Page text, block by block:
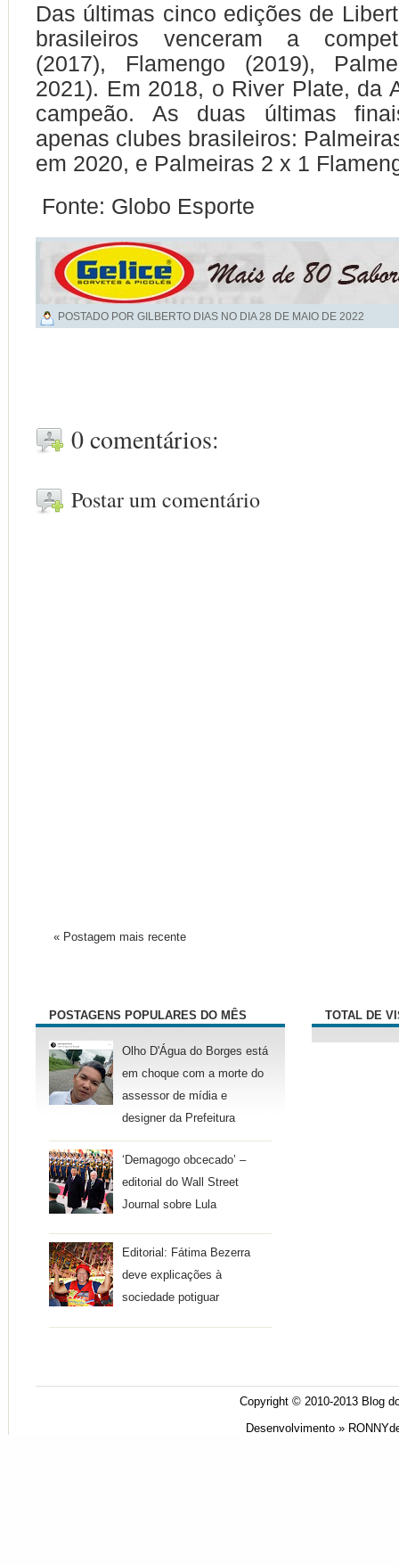
Das últimas cinco edições de
brasileiros venceram a
(2017), Flamengo (2019),
2021). Em 2018, o River Plate, da
campeão. As duas últimas
apenas clubes brasileiros:
em 2020, e Palmeiras 2 x 1
Fonte: Globo Esporte
POSTADO POR GILBERTO DIAS NO DIA28 DE MAIO DE 2022
0 comentários:
Postar um comentário
« Postagem mais recente
POSTAGENS POPULARES DO MÊS
Olho D'Água do Borges está
em choque com a morte do
assessor de mídia e
designer da Prefeitura
‘Demagogo obcecado’ –
editorial do Wall Street
Journal sobre Lula
Editorial: Fátima Bezerra
deve explicações à
sociedade potiguar
TOTAL DE
Copyright © 2010-2013 Blog
Desenvolvimento »